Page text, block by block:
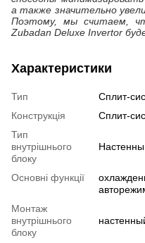
а также значительно
Поэтому, мы считаем,
Zubadan Deluxe Invertor
Характеристики
Тип
Сплит-
Конструкція
Cплит-
Тип
внутрішнього
блоку
Основні функції
Монтаж
внутрішнього
блоку